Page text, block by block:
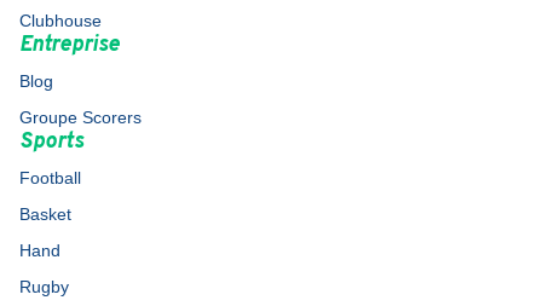
Clubhouse
Entreprise
Blog
Groupe Scorers
Sports
Football
Basket
Hand
Rugby